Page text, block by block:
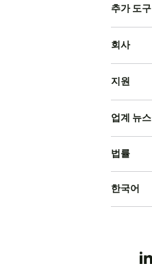
추가 도구
회사
지원
업계 뉴스
법률
한국어